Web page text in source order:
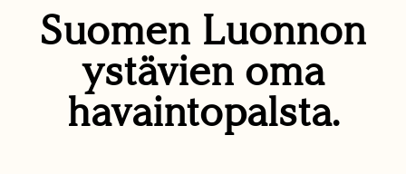
Suomen Luonnon
ystävien oma
havaintopalsta.